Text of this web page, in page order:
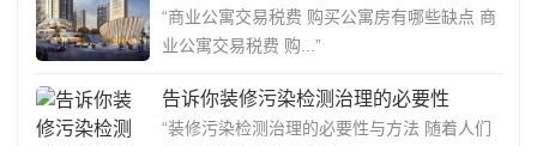
“商业公寓交易税费 购买公寓房有哪些缺点 商
业公寓交易税费 购...”
告诉你装修污染检测治理的必要性
“装修污染检测治理的必要性与方法 随着人们